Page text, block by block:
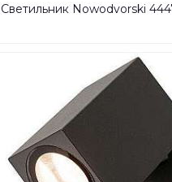
Светильник Nowodvorski